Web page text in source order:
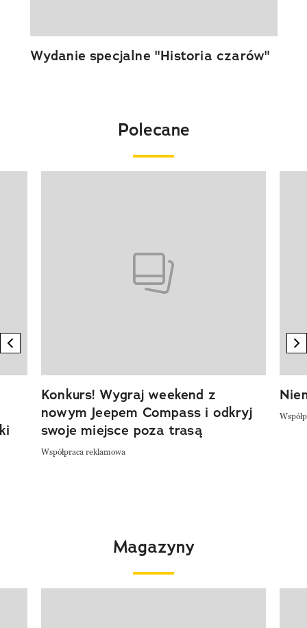
Wydanie specjalne "Historia czarów"
Polecane
previous element
Konkurs! Wygraj weekend z
nowym Jeepem Compass i odkryj
swoje miejsce poza trasą
Współpraca reklamowa
Magazyny